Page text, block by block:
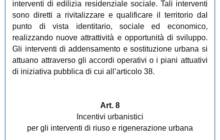
interventi di edilizia residenziale sociale. Tali interventi
sono diretti a rivitalizzare e qualificare il territorio dal
punto di vista identitario, sociale ed economico,
realizzando nuove attrattività e opportunità di sviluppo.
Gli interventi di addensamento e sostituzione urbana si
attuano attraverso gli accordi operativi o i piani attuativi
di iniziativa pubblica di cui all’articolo 38.
Art. 8
Incentivi urbanistici
per gli interventi di riuso e rigenerazione urbana